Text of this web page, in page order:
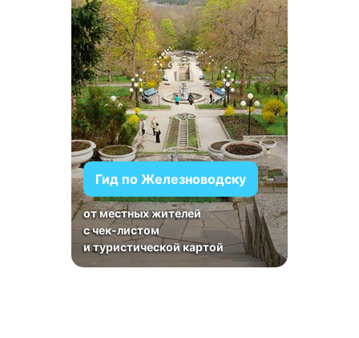
Гид по Железноводску
от местных жителей
с чек-листом
и туристической картой